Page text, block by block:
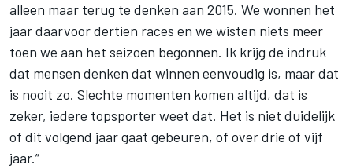
alleen maar terug te denken aan 2015. We wonnen het
jaar daarvoor dertien races en we wisten niets meer
toen we aan het seizoen begonnen. Ik krijg de indruk
dat mensen denken dat winnen eenvoudig is, maar dat
is nooit zo. Slechte momenten komen altijd, dat is
zeker, iedere topsporter weet dat. Het is niet duidelijk
of dit volgend jaar gaat gebeuren, of over drie of vijf
jaar.”